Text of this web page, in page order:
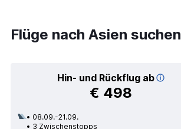
Flüge nach Asien suchen
Hin- und Rückflug ab
€ 498
08.09.-21.09.
3 Zwischenstopps